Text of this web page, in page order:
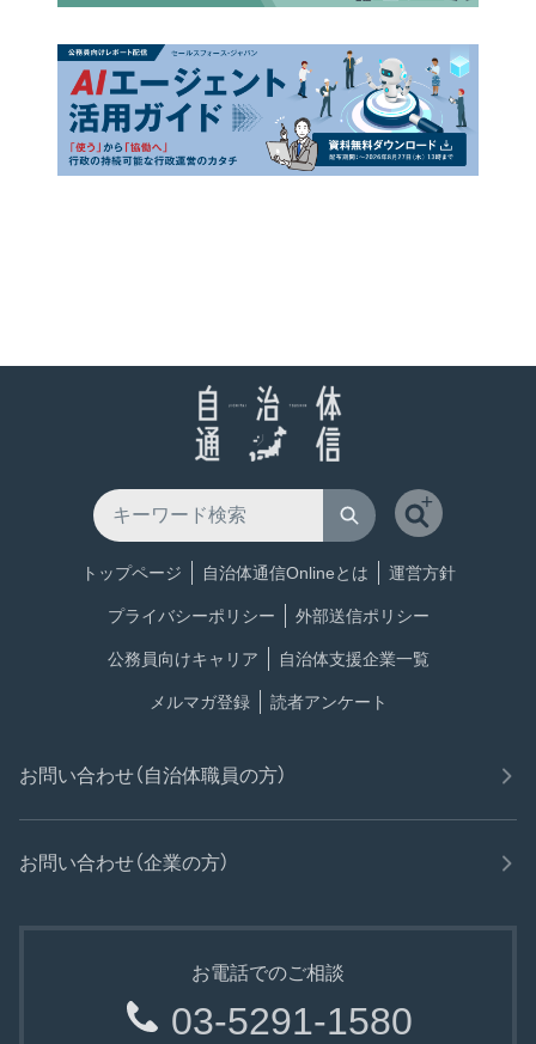
トップページ 自治体通信Onlineとは 運営方針
プライバシーポリシー 外部送信ポリシー
公務員向けキャリア 自治体支援企業一覧
メルマガ登録 読者アンケート
お問い合わせ（自治体職員の方）
お問い合わせ（企業の方）
お電話でのご相談
03-5291-1580